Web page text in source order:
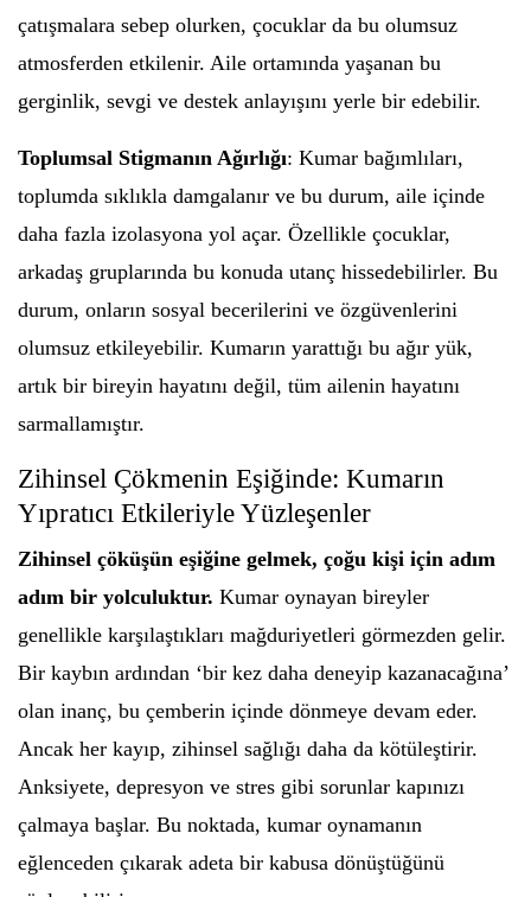
çatışmalara sebep olurken, çocuklar da bu olumsuz
atmosferden etkilenir. Aile ortamında yaşanan bu
gerginlik, sevgi ve destek anlayışını yerle bir edebilir.
Toplumsal Stigmanın Ağırlığı: Kumar bağımlıları,
toplumda sıklıkla damgalanır ve bu durum, aile içinde
daha fazla izolasyona yol açar. Özellikle çocuklar,
arkadaş gruplarında bu konuda utanç hissedebilirler. Bu
durum, onların sosyal becerilerini ve özgüvenlerini
olumsuz etkileyebilir. Kumarın yarattığı bu ağır yük,
artık bir bireyin hayatını değil, tüm ailenin hayatını
sarmallamıştır.
Zihinsel Çökmenin Eşiğinde: Kumarın
Yıpratıcı Etkileriyle Yüzleşenler
Zihinsel çöküşün eşiğine gelmek, çoğu kişi için adım
adım bir yolculuktur. Kumar oynayan bireyler
genellikle karşılaştıkları mağduriyetleri görmezden gelir.
Bir kaybın ardından ‘bir kez daha deneyip kazanacağına’
olan inanç, bu çemberin içinde dönmeye devam eder.
Ancak her kayıp, zihinsel sağlığı daha da kötüleştirir.
Anksiyete, depresyon ve stres gibi sorunlar kapınızı
çalmaya başlar. Bu noktada, kumar oynamanın
eğlenceden çıkarak adeta bir kabusa dönüştüğünü